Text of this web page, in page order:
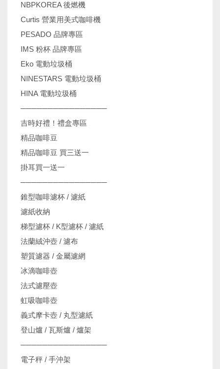
NBPKOREA 後燃機
Curtis 營業用美式咖啡機
PESADO 品牌專區
IMS 粉杯 品牌專區
Eko 電動垃圾桶
NINESTARS 電動垃圾桶
HINA 電動垃圾桶
────────────────
吉時好禮！禮盒專區
精品咖啡豆
精品咖啡豆 買三送一
掛耳買一送一
────────────────
錐型咖啡濾杯 / 濾紙
濾紙收納
梯型濾杯 / K型濾杯 / 濾紙
法蘭絨沖壺 / 濾布
塑質濾器 / 金屬濾網
冰滴咖啡壺
法式濾壓壺
虹吸咖啡壺
義式摩卡壺 / 丸型濾紙
登山爐 / 瓦斯爐 / 爐架
────────────────
電子秤 / 手沖架